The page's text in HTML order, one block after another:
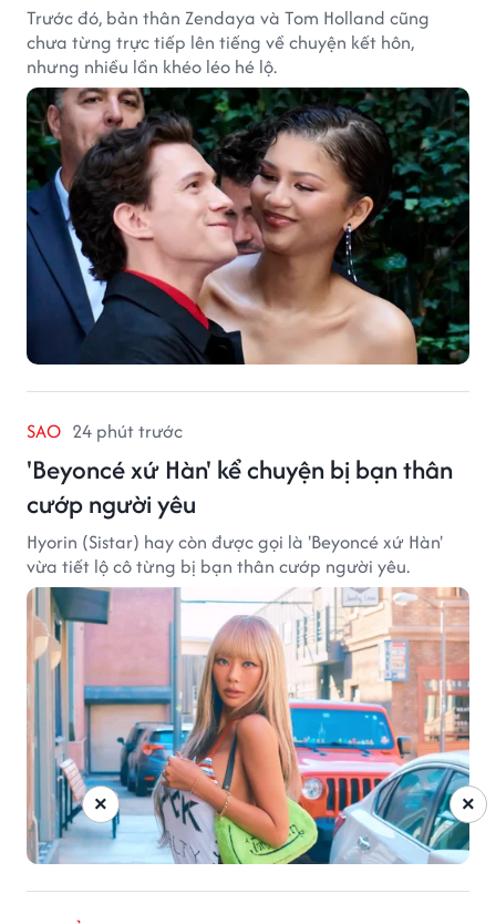
Trước đó, bản thân Zendaya và Tom Holland cũng
chưa từng trực tiếp lên tiếng về chuyện kết hôn,
nhưng nhiều lần khéo léo hé lộ.
SAO 24 phút trước
'Beyoncé xứ Hàn' kể chuyện bị bạn thân
cướp người yêu
Hyorin (Sistar) hay còn được gọi là 'Beyoncé xứ Hàn'
vừa tiết lộ cô từng bị bạn thân cướp người yêu.
×
×